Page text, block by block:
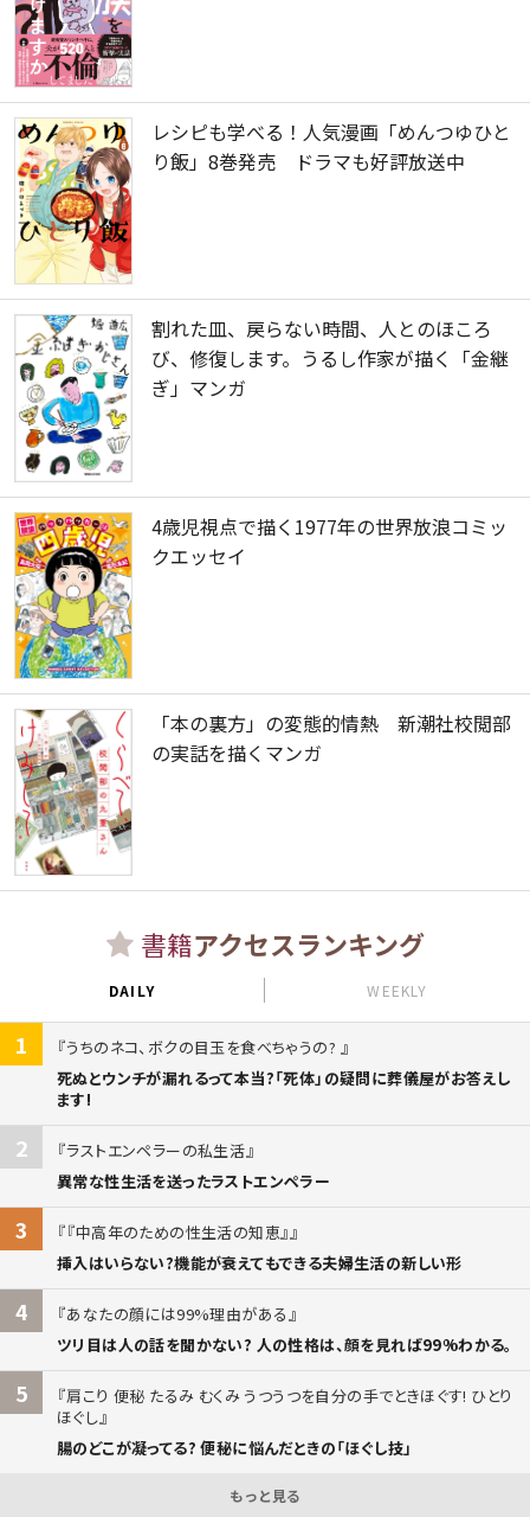
レシピも学べる！人気漫画「めんつゆひと
り飯」8巻発売 ドラマも好評放送中
割れた皿、戻らない時間、人とのほころ
び、修復します。うるし作家が描く「金継
ぎ」マンガ
4歳児視点で描く1977年の世界放浪コミッ
クエッセイ
「本の裏方」の変態的情熱 新潮社校閲部
の実話を描くマンガ
書籍アクセスランキング
DAILY WEEKLY
1
うちのネコ、ボクの目玉を食べちゃうの?
死ぬとウンチが漏れるって本当?「死体」の疑問に葬儀屋がお答えし
ます!
2
ラストエンペラーの私生活
異常な性生活を送ったラストエンペラー
3
『中高年のための性生活の知恵』
挿入はいらない?機能が衰えてもできる夫婦生活の新しい形
4
あなたの顔には99%理由がある
ツリ目は人の話を聞かない? 人の性格は、顔を見れば99%わかる。
5
肩こり 便秘 たるみ むくみ うつうつを自分の手でときほぐす! ひとり
ほぐし
腸のどこが凝ってる? 便秘に悩んだときの「ほぐし技」
もっと見る